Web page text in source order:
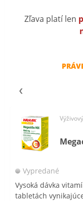
Zľava platí len
Vypredané
Vysoká dávka
tabletách